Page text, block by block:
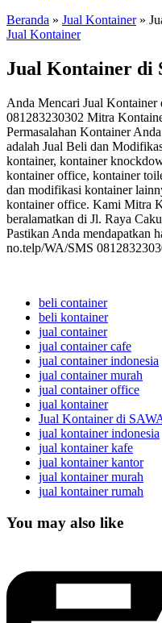
Beranda » Jual Kontainer »
Jual Kontainer
Jual Kontainer di
Anda Mencari Jual
081283230302 Mitra
Permasalahan Kontainer
adalah Jual Beli dan
kontainer, kontainer
kontainer office, kontainer
dan modifikasi kontainer
kontainer office. Kami Mitra
beralamatkan di Jl. Raya
Pastikan Anda mendapatkan
no.telp/WA/SMS
beli container
beli kontainer
jual container
jual container cafe
jual container indonesia
jual container murah
jual container office
jual kontainer
Jual Kontainer di
jual kontainer indonesia
jual kontainer kafe
jual kontainer kantor
jual kontainer murah
jual kontainer rumah
You may also like